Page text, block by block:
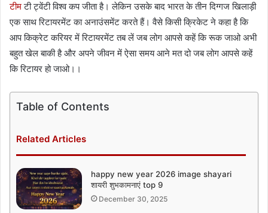
टीमटी ट्वेंटी विश्व कप जीता है। लेकिन उसके बाद भारत के तीन दिग्गज खिलाड़ी
एक साथ रिटायरमेंट का अनाउंसमेंट करते हैं।वैसे किसी क्रिकेट ने कहा है कि
आप किक्रेट करियर में रिटायरमेंट तब लें जब लोग आपसे कहें कि रूक जाओ अभी
बहुत खेल बाकी है और अपने जीवन में ऐसा समय आने मत दो जब लोग आपसे कहें
कि रिटायर हो जाओ।।
Table of Contents
Related Articles
happy new year 2026 image shayari
शायरी शुभकामनाएं top 9
December 30, 2025